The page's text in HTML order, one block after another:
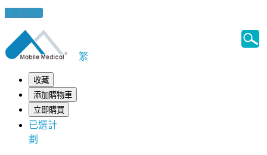
健康錦囊
繁
收藏
添加購物車
立即購買
已選計
劃